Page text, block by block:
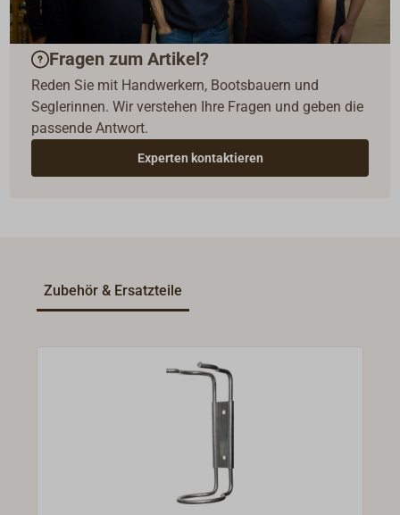
Fragen zum Artikel?
Reden Sie mit Handwerkern, Bootsbauern und
Seglerinnen. Wir verstehen Ihre Fragen und geben die
passende Antwort.
Experten kontaktieren
Zubehör & Ersatzteile